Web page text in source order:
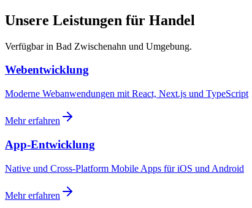
Unsere Leistungen für Handel
Verfügbar in Bad Zwischenahn und Umgebung.
Webentwicklung
Moderne Webanwendungen mit React, Next.js und TypeScript
Mehr erfahren
App-Entwicklung
Native und Cross-Platform Mobile Apps für iOS und Android
Mehr erfahren